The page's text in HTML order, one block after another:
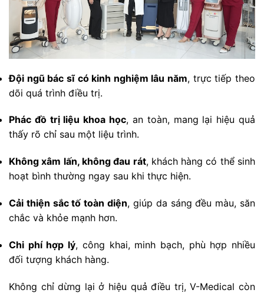
Đội ngũ bác sĩ có kinh nghiệm lâu năm, trực tiếp theo
dõi quá trình điều trị.
Phác đồ trị liệu khoa học, an toàn, mang lại hiệu quả
thấy rõ chỉ sau một liệu trình.
Không xâm lấn, không đau rát, khách hàng có thể sinh
hoạt bình thường ngay sau khi thực hiện.
Cải thiện sắc tố toàn diện, giúp da sáng đều màu, săn
chắc và khỏe mạnh hơn.
Chi phí hợp lý, công khai, minh bạch, phù hợp nhiều
đối tượng khách hàng.
Không chỉ dừng lại ở hiệu quả điều trị, V-Medical còn